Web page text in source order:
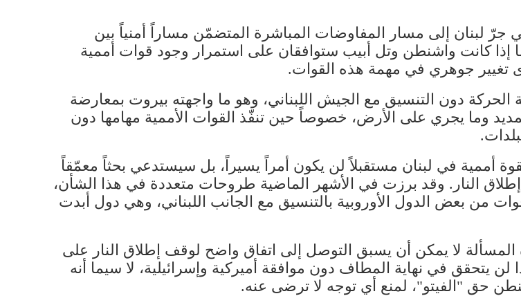
جرّ لبنان إلى مسار المفاوضات المباشرة المتضمّن مساراً أمنياً بين
إذا كانت واشنطن وتل أبيب ستوافقان على استمرار وجود قوات أممية
تغيير جوهري في مهمة هذه القوات.
دون التنسيق مع ​الجيش اللبناني​، وهو ما واجهته بيروت بمعارضة
وما يجري على الأرض، خصوصاً حين تنفّذ القوات الأممية مهامها دون
أممية في لبنان مستقبلاً لن يكون أمراً يسيراً، بل سيستدعي بحثاً معمّقاً
النار. وقد برزت في الأشهر الماضية طروحات متعددة في هذا الشأن،
من بعض الدول الأوروبية بالتنسيق مع الجانب اللبناني، وهي دول أبدت
لا يمكن أن يسبق التوصل إلى اتفاق واضح لوقف إطلاق النار على
لن يتحقق في نهاية المطاف دون موافقة أميركية وإسرائيلية، لا سيما أنه
حق "الفيتو"، لمنع أي توجه لا ترضى عنه.